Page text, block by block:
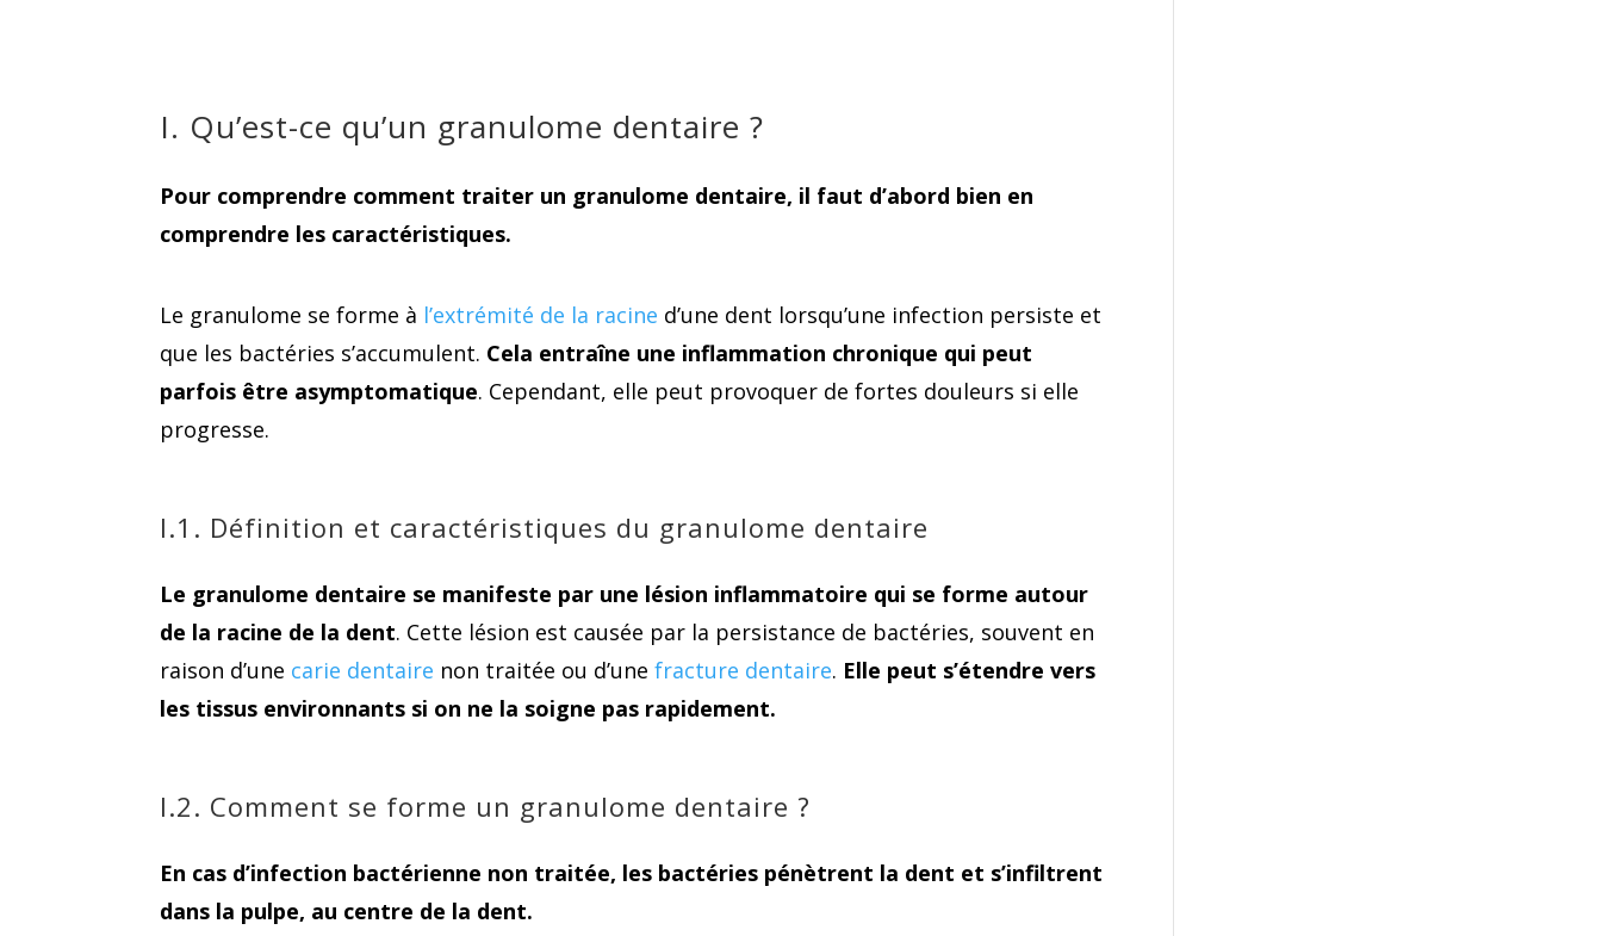
I. Qu’est-ce qu’un granulome dentaire ?
Pour comprendre comment traiter un granulome dentaire, il faut d’abord bien en
comprendre les caractéristiques.
Le granulome se forme à l’extrémité de la racine d’une dent lorsqu’une infection persiste et
que les bactéries s’accumulent. Cela entraîne une inflammation chronique qui peut
parfois être asymptomatique. Cependant, elle peut provoquer de fortes douleurs si elle
progresse.
I.1. Définition et caractéristiques du granulome dentaire
Le granulome dentaire se manifeste par une lésion inflammatoire qui se forme autour
de la racine de la dent. Cette lésion est causée par la persistance de bactéries, souvent en
raison d’une carie dentaire non traitée ou d’unefracture dentaire. Elle peut s’étendre vers
les tissus environnants si on ne la soigne pas rapidement.
I.2. Comment se forme un granulome dentaire ?
En cas d’infection bactérienne non traitée, les bactéries pénètrent la dent et s’infiltrent
dans la pulpe, au centre de la dent.